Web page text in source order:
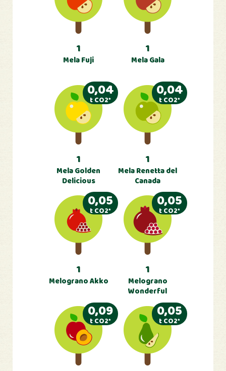
1
Mela Fuji
1
Mela Gala
0,04
t CO2*
1
Mela Golden
Delicious
0,04
t CO2*
1
Mela Renetta del
Canada
0,05
t CO2*
1
Melograno Akko
0,05
t CO2*
1
Melograno
Wonderful
0,09
t CO2* 0,05
t CO2*